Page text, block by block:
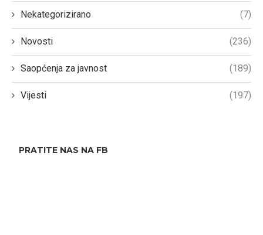
Nekategorizirano (7)
Novosti (236)
Saopćenja za javnost (189)
Vijesti (197)
PRATITE NAS NA FB